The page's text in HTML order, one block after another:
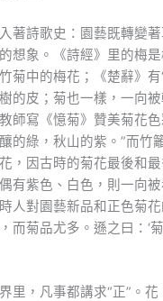
著詩歌史：園藝既轉變
想象。《詩經》里的梅
菊中的梅花；《楚辭》有
的皮；菊也一樣，一向
師寫《憶菊》贊美菊花
的綠，秋山的紫。”而竹
，因古時的菊花最後和
有紫色、白色，則一向
人對園藝新品和正色菊
而菊品尤多。遜之曰：‘
里，凡事都講求“正”。